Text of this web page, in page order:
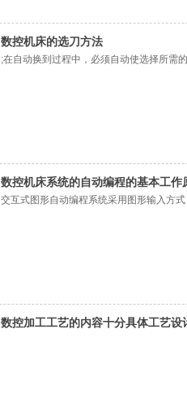
数控机床的选刀方法
;在自动换到过程中，必须自动使选择所需
数控机床系统的自动编程的基本工作
交互式图形自动编程系统采用图形输入方
数控加工工艺的内容十分具体工艺设